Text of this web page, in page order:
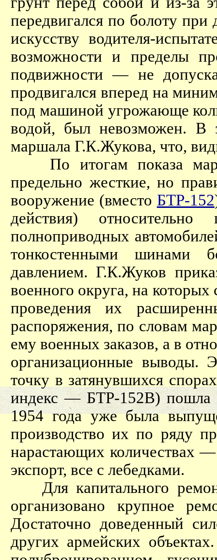
передвигался по болоту
искусству водителя-
возможности и пределы
подвижности — не
продвигался вперед на
под машиной угрожающе
водой, был невозможен. В
маршала Г.К.Жукова, что,
По итогам показа
предельно жесткие, но
вооружение (вместо БТР-152
действия) относительно
полноприводных
тонкостенными шинами
давлением. Г.К.Жуков
военного округа, на
проведения их
распоряжения, по словам
ему военных заказов, а в
организационные выводы.
точку в затянувшихся
индекс — БТР-152В) пошла
1954 года уже была
производство их по ряду
нарастающих количествах
экспорт, все с лебедками.
Для капитального
организовано крупное
Достаточно доведенный
других армейских